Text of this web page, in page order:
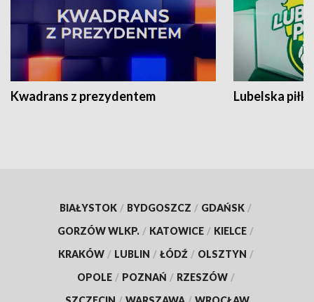
Kwadrans z prezydentem Lubelska piłka
BIAŁYSTOK / BYDGOSZCZ / GDAŃSK /
GORZÓW WLKP. / KATOWICE / KIELCE /
KRAKÓW / LUBLIN / ŁÓDŹ / OLSZTYN /
OPOLE / POZNAŃ / RZESZÓW /